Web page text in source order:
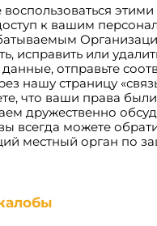
воспользоваться
к вашим
исправить или
отправьте
нашу страницу
что ваши права
дружественно
всегда можете
местный орган по